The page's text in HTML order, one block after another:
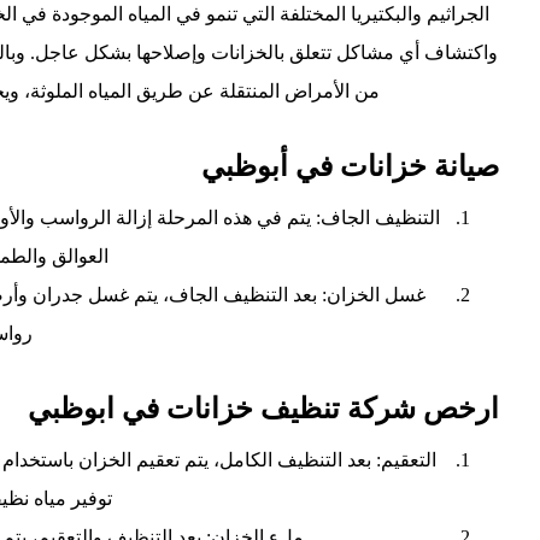
الجراثيم والبكتيريا المختلفة التي تنمو في المياه
واكتشاف أي مشاكل تتعلق بالخزانات وإصلاحها بشكل عاجل.
من الأمراض المنتقلة عن طريق المياه
صيانة خزانات في أبوظبي
التنظيف الجاف: يتم في هذه المرحلة إزالة الرواسب
العوالق
غسل الخزان: بعد التنظيف الجاف، يتم غسل جدران
ارخص شركة تنظيف خزانات في ابوظبي
التعقيم: بعد التنظيف الكامل، يتم تعقيم الخزان
توفير مياه